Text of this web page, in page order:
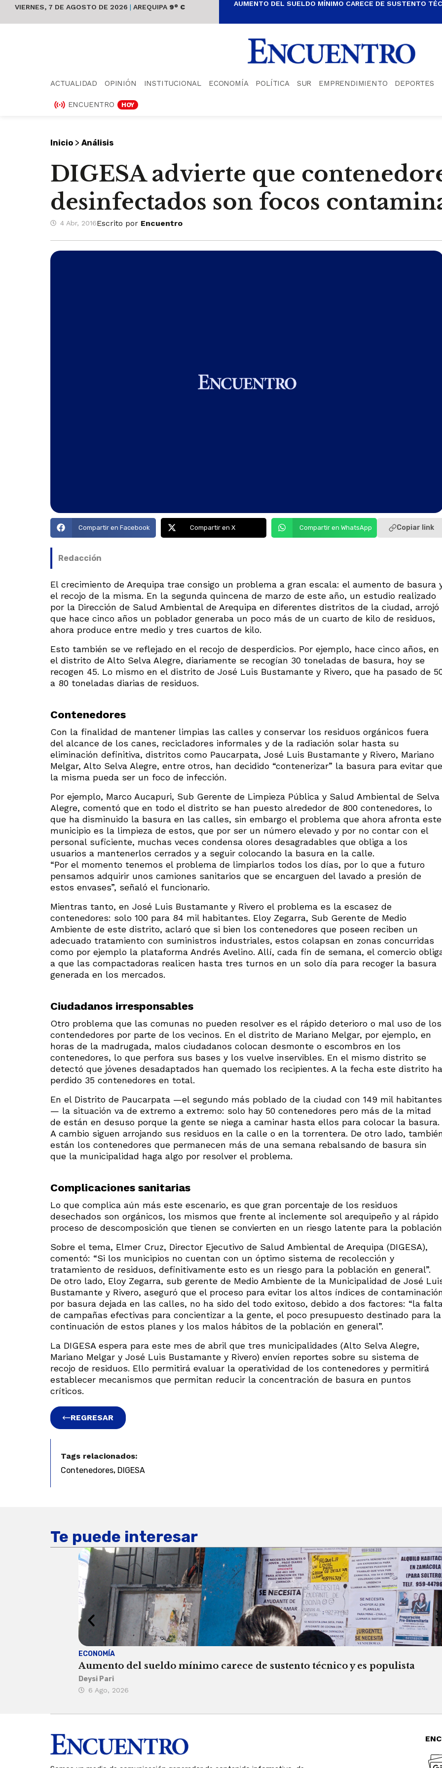
VIERNES, 7 DE AGOSTO DE 2026 | AREQUIPA 9° C AUMENTO DEL SUELDO MÍNIMO CARECE DE SUSTENTO
ACTUALIDAD OPINIÓN INSTITUCIONAL ECONOMÍA POLÍTICA SUR EMPRENDIMIENTO DEPORTES
ENCUENTRO HOY
Inicio > Análisis
DIGESA advierte que
desinfectados son focos
4 Abr, 2016Escrito por Encuentro
Compartir en Facebook Compartir en X Compartir en WhatsApp Copiar link
Redacción
El crecimiento de Arequipa trae consigo un problema a gran escala: el aumento de basura
el recojo de la misma. En la segunda quincena de marzo de este año, un estudio realizado
por la Dirección de Salud Ambiental de Arequipa en diferentes distritos de la ciudad, arrojó
que hace cinco años un poblador generaba un poco más de un cuarto de kilo de residuos,
ahora produce entre medio y tres cuartos de kilo.
Esto también se ve reflejado en el recojo de desperdicios. Por ejemplo, hace cinco años, en
el distrito de Alto Selva Alegre, diariamente se recogían 30 toneladas de basura, hoy se
recogen 45. Lo mismo en el distrito de José Luis Bustamante y Rivero, que ha pasado de
a 80 toneladas diarias de residuos.
Contenedores
Con la finalidad de mantener limpias las calles y conservar los residuos orgánicos fuera
del alcance de los canes, recicladores informales y de la radiación solar hasta su
eliminación definitiva, distritos como Paucarpata, José Luis Bustamante y Rivero, Mariano
Melgar, Alto Selva Alegre, entre otros, han decidido “contenerizar” la basura para evitar que
la misma pueda ser un foco de infección.
Por ejemplo, Marco Aucapuri, Sub Gerente de Limpieza Pública y Salud Ambiental de Selva
Alegre, comentó que en todo el distrito se han puesto alrededor de 800 contenedores, lo
que ha disminuido la basura en las calles, sin embargo el problema que ahora afronta este
municipio es la limpieza de estos, que por ser un número elevado y por no contar con el
personal suficiente, muchas veces condensa olores desagradables que obliga a los
usuarios a mantenerlos cerrados y a seguir colocando la basura en la calle.
“Por el momento tenemos el problema de limpiarlos todos los días, por lo que a futuro
pensamos adquirir unos camiones sanitarios que se encarguen del lavado a presión de
estos envases”, señaló el funcionario.
Mientras tanto, en José Luis Bustamante y Rivero el problema es la escasez de
contenedores: solo 100 para 84 mil habitantes. Eloy Zegarra, Sub Gerente de Medio
Ambiente de este distrito, aclaró que si bien los contenedores que poseen reciben un
adecuado tratamiento con suministros industriales, estos colapsan en zonas concurridas
como por ejemplo la plataforma Andrés Avelino. Allí, cada fin de semana, el comercio
a que las compactadoras realicen hasta tres turnos en un solo día para recoger la basura
generada en los mercados.
Ciudadanos irresponsables
Otro problema que las comunas no pueden resolver es el rápido deterioro o mal uso de los
contendedores por parte de los vecinos. En el distrito de Mariano Melgar, por ejemplo, en
horas de la madrugada, malos ciudadanos colocan desmonte o escombros en los
contenedores, lo que perfora sus bases y los vuelve inservibles. En el mismo distrito se
detectó que jóvenes desadaptados han quemado los recipientes. A la fecha este distrito ha
perdido 35 contenedores en total.
En el Distrito de Paucarpata —el segundo más poblado de la ciudad con 149 mil habitantes
— la situación va de extremo a extremo: solo hay 50 contenedores pero más de la mitad
de están en desuso porque la gente se niega a caminar hasta ellos para colocar la basura.
A cambio siguen arrojando sus residuos en la calle o en la torrentera. De otro lado,
están los contenedores que permanecen más de una semana rebalsando de basura sin
que la municipalidad haga algo por resolver el problema.
Complicaciones sanitarias
Lo que complica aún más este escenario, es que gran porcentaje de los residuos
desechados son orgánicos, los mismos que frente al inclemente sol arequipeño y al rápido
proceso de descomposición que tienen se convierten en un riesgo latente para la
Sobre el tema, Elmer Cruz, Director Ejecutivo de Salud Ambiental de Arequipa (DIGESA),
comentó: “Si los municipios no cuentan con un óptimo sistema de recolección y
tratamiento de residuos, definitivamente esto es un riesgo para la población en general”.
De otro lado, Eloy Zegarra, sub gerente de Medio Ambiente de la Municipalidad de José
Bustamante y Rivero, aseguró que el proceso para evitar los altos índices de
por basura dejada en las calles, no ha sido del todo exitoso, debido a dos factores: “la
de campañas efectivas para concientizar a la gente, el poco presupuesto destinado para la
continuación de estos planes y los malos hábitos de la población en general”.
La DIGESA espera para este mes de abril que tres municipalidades (Alto Selva Alegre,
Mariano Melgar y José Luis Bustamante y Rivero) envíen reportes sobre su sistema de
recojo de residuos. Ello permitirá evaluar la operatividad de los contenedores y permitirá
establecer mecanismos que permitan reducir la concentración de basura en puntos
críticos.
REGRESAR
Tags relacionados:
Contenedores, DIGESA
Te puede interesar
ECONOMÍA
Aumento del sueldo mínimo carece de sustento técnico y es populista
Deysi Pari
6 Ago, 2026